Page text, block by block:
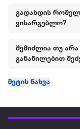
გადახდის
ვისარგებლო?
შემიძლია თუ არა
განაწილებით
მეტის ნახვა